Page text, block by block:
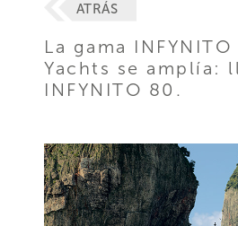
ATRÁS
La gama
Yachts se amplía:
INFYNITO 80.